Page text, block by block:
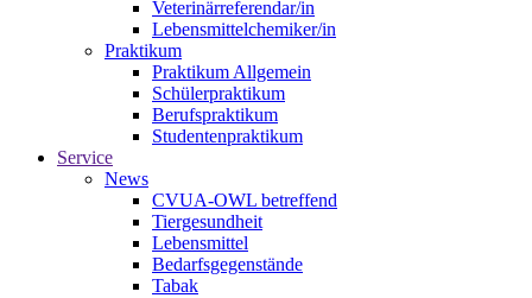
Veterinärreferendar/in
Lebensmittelchemiker/in
Praktikum
Praktikum Allgemein
Schülerpraktikum
Berufspraktikum
Studentenpraktikum
Service
News
CVUA-OWL betreffend
Tiergesundheit
Lebensmittel
Bedarfsgegenstände
Tabak